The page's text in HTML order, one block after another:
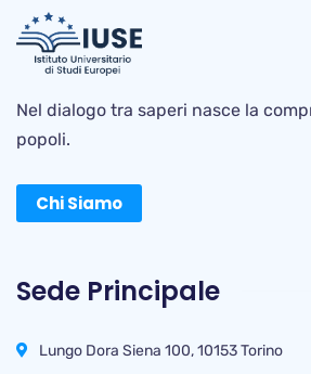
Nel dialogo tra saperi nasce la
popoli.
Chi Siamo
Sede Principale
Lungo Dora Siena 100, 10153 Torino